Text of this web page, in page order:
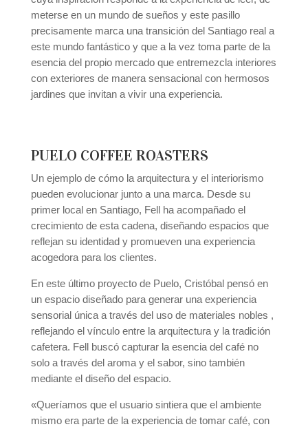
meterse en un mundo de sueños y este pasillo
precisamente marca una transición del Santiago real a
este mundo fantástico y que a la vez toma parte de la
esencia del propio mercado que entremezcla interiores
con exteriores de manera sensacional con hermosos
jardines que invitan a vivir una experiencia.
PUELO COFFEE ROASTERS
Un ejemplo de cómo la arquitectura y el interiorismo
pueden evolucionar junto a una marca. Desde su
primer local en Santiago, Fell ha acompañado el
crecimiento de esta cadena, diseñando espacios que
reflejan su identidad y promueven una experiencia
acogedora para los clientes.
En este último proyecto de Puelo, Cristóbal pensó en
un espacio diseñado para generar una experiencia
sensorial única a través del uso de materiales nobles ,
reflejando el vínculo entre la arquitectura y la tradición
cafetera. Fell buscó capturar la esencia del café no
solo a través del aroma y el sabor, sino también
mediante el diseño del espacio.
«Queríamos que el usuario sintiera que el ambiente
mismo era parte de la experiencia de tomar café, con